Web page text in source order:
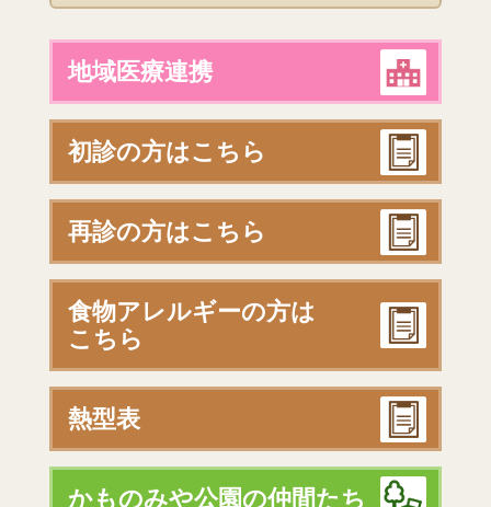
地域医療連携
初診の方はこちら
再診の方はこちら
食物アレルギーの方は
こちら
熱型表
かものみや公園の仲間たち